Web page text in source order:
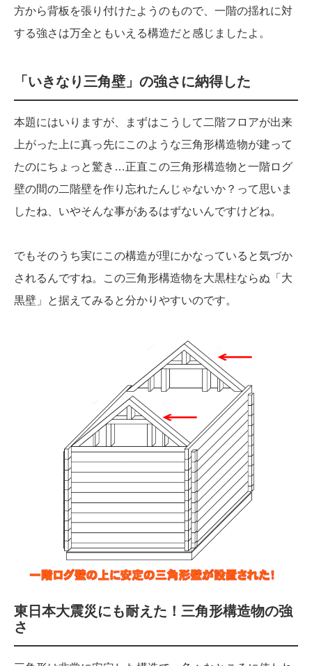
方から背板を張り付けたようのもので、一階の揺れに対
する強さは万全ともいえる構造だと感じましたよ。
「いきなり三角壁」の強さに納得した
本題にはいりますが、まずはこうして二階フロアが出来
上がった上に真っ先にこのような三角形構造物が建って
たのにちょっと驚き…正直この三角形構造物と一階ログ
壁の間の二階壁を作り忘れたんじゃないか？って思いま
したね、いやそんな事があるはずないんですけどね。
でもそのうち実にこの構造が理にかなっていると気づか
されるんですね。この三角形構造物を大黒柱ならぬ「大
黒壁」と据えてみると分かりやすいのです。
東日本大震災にも耐えた！三角形構造物の強
さ